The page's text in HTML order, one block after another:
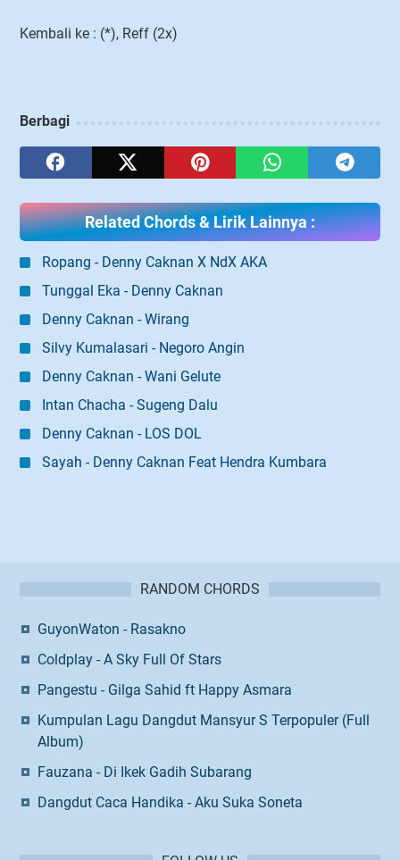
Kembali ke : (*), Reff (2x)
Berbagi
Related Chords & Lirik Lainnya :
Ropang - Denny Caknan X NdX AKA
Tunggal Eka - Denny Caknan
Denny Caknan - Wirang
Silvy Kumalasari - Negoro Angin
Denny Caknan - Wani Gelute
Intan Chacha - Sugeng Dalu
Denny Caknan - LOS DOL
Sayah - Denny Caknan Feat Hendra Kumbara
RANDOM CHORDS
GuyonWaton - Rasakno
Coldplay - A Sky Full Of Stars
Pangestu - Gilga Sahid ft Happy Asmara
Kumpulan Lagu Dangdut Mansyur S Terpopuler (Full
Album)
Fauzana - Di Ikek Gadih Subarang
Dangdut Caca Handika - Aku Suka Soneta